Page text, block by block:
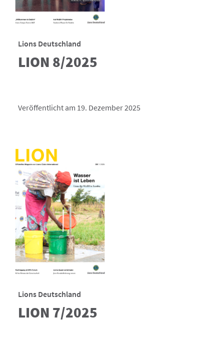
Lions Deutschland
LION 8/2025
Veröffentlicht am 19. Dezember 2025
Lions Deutschland
LION 7/2025